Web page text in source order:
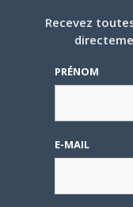
Recevez
PRÉNOM
E-MAIL